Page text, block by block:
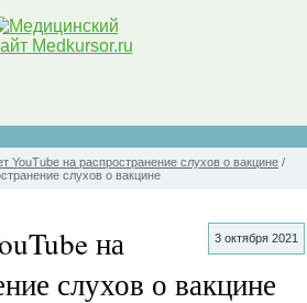
YouTube на распространение слухов о вакцине /
слухов о вакцине
3 октября 2021
на
слухов о вакцине